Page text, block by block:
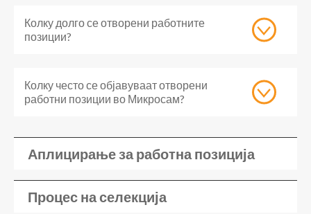
Колку долго се отворени работните
позиции?
Колку често се објавуваат отворени
работни позиции во Микросам?
Аплицирање за работна позиција
Процес на селекција